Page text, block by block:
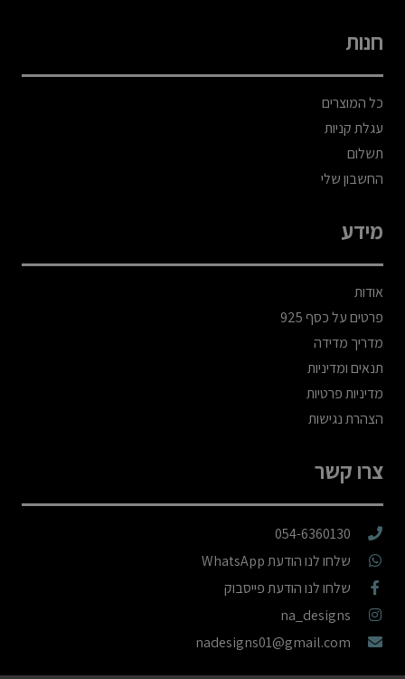
חנות
כל המוצרים
עגלת קניות
תשלום
החשבון שלי
מידע
אודות
פרטים על כסף 925
מדריך מדידה
תנאים ומדיניות
מדיניות פרטיות
הצהרת נגישות
צרו קשר
054-6360130
שלחו לנו הודעת WhatsApp
שלחו לנו הודעת פייסבוק
na_designs
nadesigns01@gmail.com